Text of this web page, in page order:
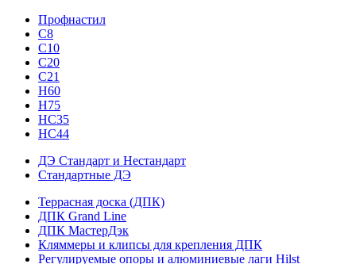
Профнастил
С8
С10
С20
С21
H60
H75
HС35
НС44
ДЭ Стандарт и Нестандарт
Стандартные ДЭ
Террасная доска (ДПК)
ДПК Grand Line
ДПК МастерДэк
Кляммеры и клипсы для крепления ДПК
Регулируемые опоры и алюминиевые лаги Hilst